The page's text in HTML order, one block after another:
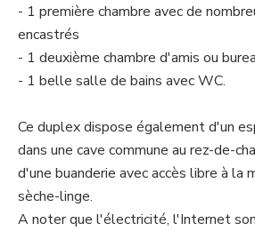
- 1 première chambre avec de
encastrés
- 1 deuxième chambre d'amis ou
- 1 belle salle de bains avec WC.
Ce duplex dispose également d'un
dans une cave commune au rez-de-
d'une buanderie avec accès libre à la
sèche-linge.
A noter que l'électricité, l'Internet